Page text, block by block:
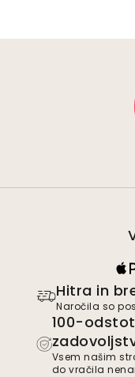
Hitra in
Naročila so
100-
Vsem našim
do vračila